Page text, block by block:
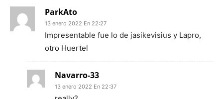
ParkAto
13 enero 2022 En 22:27
Impresentable fue lo de jasikevisius y Lapro,
otro Huertel
Navarro-33
13 enero 2022 En 22:37